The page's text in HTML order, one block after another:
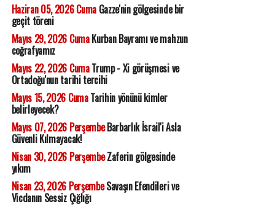
Haziran 05, 2026 CumaGazze'nin gölgesinde bir
geçit töreni
Mayıs 29, 2026 CumaKurban Bayramı ve mahzun
coğrafyamız
Mayıs 22, 2026 CumaTrump - Xi görüşmesi ve
Ortadoğu'nun tarihi tercihi
Mayıs 15, 2026 CumaTarihin yönünü kimler
belirleyecek?
Mayıs 07, 2026 PerşembeBarbarlık İsrail'i Asla
Güvenli Kılmayacak!
Nisan 30, 2026 PerşembeZaferin gölgesinde
yıkım
Nisan 23, 2026 PerşembeSavaşın Efendileri ve
Vicdanın Sessiz Çığlığı